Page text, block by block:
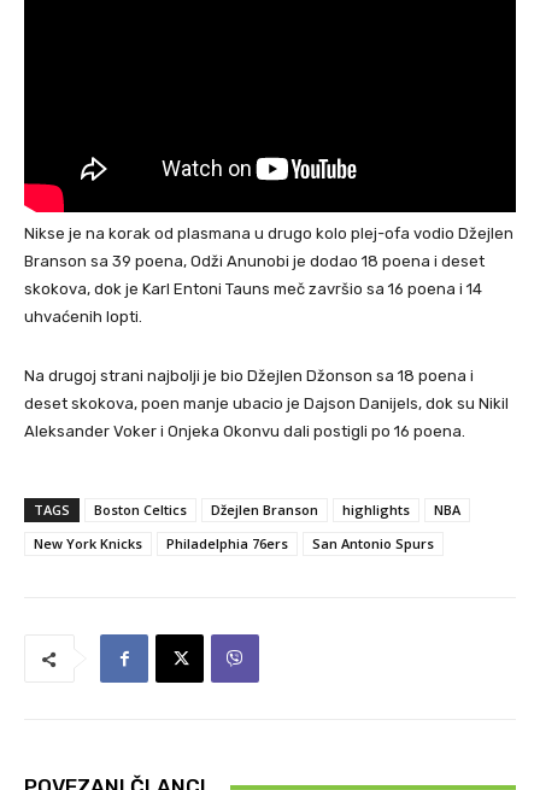
Nikse je na korak od plasmana u drugo kolo plej-ofa vodio Džejlen
Branson sa 39 poena, Odži Anunobi je dodao 18 poena i deset
skokova, dok je Karl Entoni Tauns meč završio sa 16 poena i 14
uhvaćenih lopti.
Na drugoj strani najbolji je bio Džejlen Džonson sa 18 poena i
deset skokova, poen manje ubacio je Dajson Danijels, dok su Nikil
Aleksander Voker i Onjeka Okonvu dali postigli po 16 poena.
TAGS Boston Celtics Džejlen Branson highlights
NBA
New York Knicks
Philadelphia 76ers San Antonio Spurs